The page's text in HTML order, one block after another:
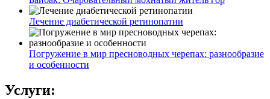
Лечение диабетической ретинопатии
Погружение в мир пресноводных черепах: разнообразие
и особенности
Услуги: